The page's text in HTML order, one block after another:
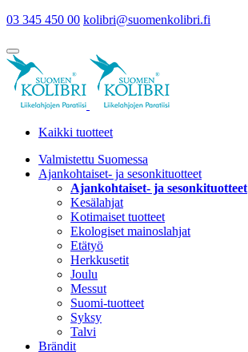
03 345 450 00 kolibri@suomenkolibri.fi
Kaikki tuotteet
Valmistettu Suomessa
Ajankohtaiset- ja sesonkituotteet
Ajankohtaiset- ja sesonkituotteet
Kesälahjat
Kotimaiset tuotteet
Ekologiset mainoslahjat
Etätyö
Herkkusetit
Joulu
Messut
Suomi-tuotteet
Syksy
Talvi
Brändit